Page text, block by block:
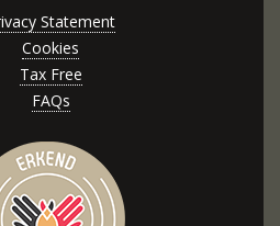
Statement
Cookies
Tax Free
FAQs